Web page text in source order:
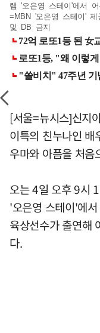
램 '오은영 스테이'에서
=MBN '오은영 스테이' 제
및 DB 금지
[서울=뉴시스]신지
이특의 친누나인 배
우마와 아픔을 처음
오는 4일 오후 9시
'오은영 스테이'에
육상선수가 출연해
다.